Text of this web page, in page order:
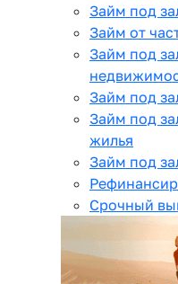
Займ под
Займ от
Займ под
Займ под
Займ под
жилья
Займ под
Срочный